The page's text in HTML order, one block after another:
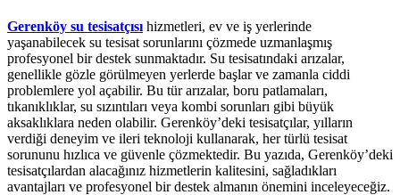
Gerenköy su tesisatçısı hizmetleri, ev ve iş yerlerinde
yaşanabilecek su tesisat sorunlarını çözmede uzmanlaşmış
profesyonel bir destek sunmaktadır. Su tesisatındaki arızalar,
genellikle gözle görülmeyen yerlerde başlar ve zamanla ciddi
problemlere yol açabilir. Bu tür arızalar, boru patlamaları,
tıkanıklıklar, su sızıntıları veya kombi sorunları gibi büyük
aksaklıklara neden olabilir. Gerenköy’deki tesisatçılar, yılların
verdiği deneyim ve ileri teknoloji kullanarak, her türlü tesisat
sorununu hızlıca ve güvenle çözmektedir. Bu yazıda, Gerenköy’deki
tesisatçılardan alacağınız hizmetlerin kalitesini, sağladıkları
avantajları ve profesyonel bir destek almanın önemini inceleyeceğiz.